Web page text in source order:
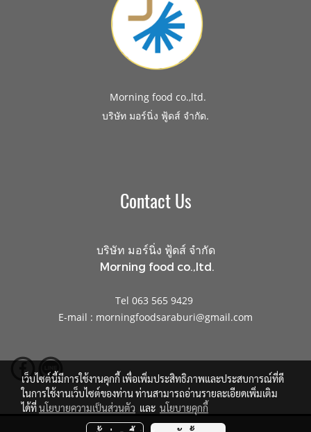
Morning food co.,ltd.
บริษัท มอร์นิ่ง ฟู้ดส์ จำกัด.
Contact Us
บริษัท มอร์นิ่ง ฟู้ดส์ จำกัด
Morning food co.,ltd.
Tel 063 565 9429
E-mail : morningfoodsaraburi@gmail.com
© Copyright 2016 All right reserved.
เว็บไซต์นี้มีการใช้งานคุกกี้ เพื่อเพิ่มประสิทธิภาพและประสบการณ์ที่ดี
ในการใช้งานเว็บไซต์ของท่าน ท่านสามารถอ่านรายละเอียดเพิ่มเติม
ได้ที่นโยบายความเป็นส่วนตัว และ นโยบายคุกกี้